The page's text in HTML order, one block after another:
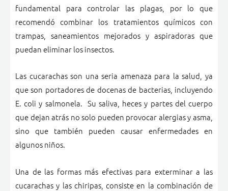
fundamental para controlar las plagas, por lo que
recomendó combinar los tratamientos químicos con
trampas, saneamientos mejorados y aspiradoras que
puedan eliminar los insectos.
Las cucarachas son una seria amenaza para la salud, ya
que son portadores de docenas de bacterias, incluyendo
E. coli y salmonela. Su saliva, heces y partes del cuerpo
que dejan atrás no solo pueden provocar alergias y asma,
sino que también pueden causar enfermedades en
algunos niños.
Una de las formas más efectivas para exterminar a las
cucarachas y las chiripas, consiste en la combinación de